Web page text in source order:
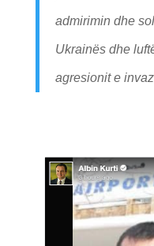
admirimin dhe
Ukrainës dhe
agresionit e